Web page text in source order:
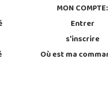
MON COMPTE:
Entrer
s'inscrire
Où est ma